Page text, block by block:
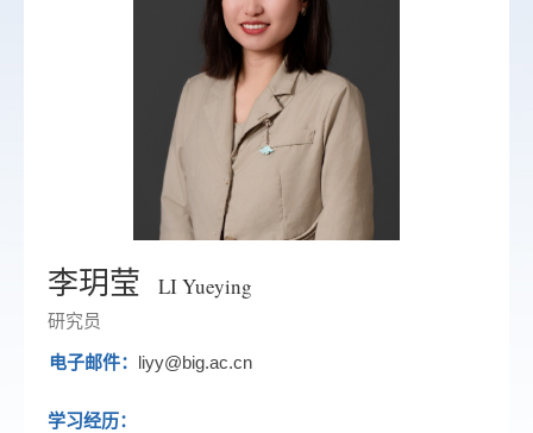
李玥莹 LI Yueying
研究员
电子邮件： liyy@big.ac.cn
学习经历：